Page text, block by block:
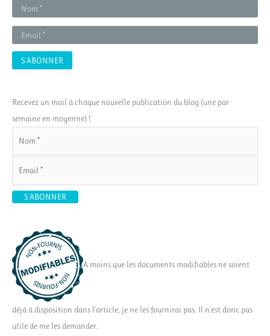
Recevez un mail à chaque nouvelle publication du blog (une par
semaine en moyenne) !
A moins que les documents modifiables ne soient
déjà à disposition dans l'article, je ne les fournirai pas. Il n'est donc pas
utile de me les demander.